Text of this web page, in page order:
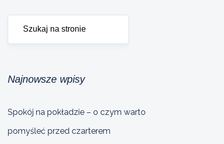
Najnowsze wpisy
Spokój na pokładzie – o czym warto
pomyśleć przed czarterem